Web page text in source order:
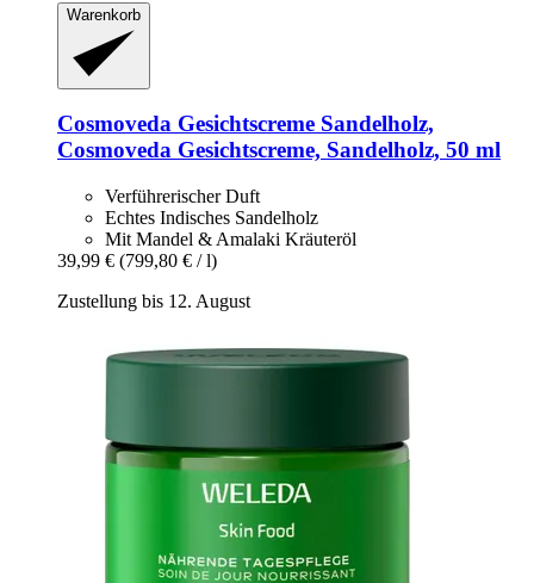
Warenkorb
Cosmoveda Gesichtscreme Sandelholz,
Cosmoveda Gesichtscreme, Sandelholz, 50 ml
Verführerischer Duft
Echtes Indisches Sandelholz
Mit Mandel & Amalaki Kräuteröl
39,99 € (799,80 € / l)
Zustellung bis 12. August